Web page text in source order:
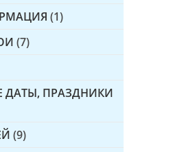
(1)
(7)
ДАТЫ, ПРАЗДНИКИ
(9)